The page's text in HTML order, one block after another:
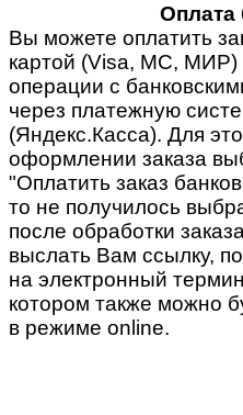
Оплата
Вы можете оплатить
картой (Visa, MC,
операции с
через платежную
(Яндекс.Касса). Для
оформлении заказа
"Оплатить заказ
то не получилось
после обработки
выслать Вам ссылку,
на электронный
котором также можно
в режиме online.